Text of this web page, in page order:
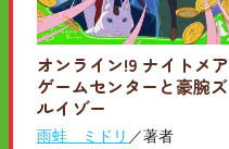
オンライン!9 ナイトメア
ゲームセンターと豪腕ズ
ルイゾー
雨蛙 ミドリ ／著者